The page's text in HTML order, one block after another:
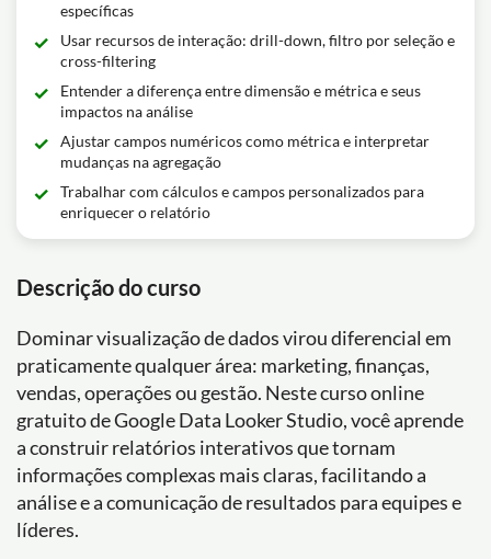
específicas
Usar recursos de interação: drill-down, filtro por seleção e
cross-filtering
Entender a diferença entre dimensão e métrica e seus
impactos na análise
Ajustar campos numéricos como métrica e interpretar
mudanças na agregação
Trabalhar com cálculos e campos personalizados para
enriquecer o relatório
Descrição do curso
Dominar visualização de dados virou diferencial em
praticamente qualquer área: marketing, finanças,
vendas, operações ou gestão. Neste curso online
gratuito de Google Data Looker Studio, você aprende
a construir relatórios interativos que tornam
informações complexas mais claras, facilitando a
análise e a comunicação de resultados para equipes e
líderes.